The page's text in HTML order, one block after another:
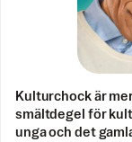
Kulturchock är
smältdegel för
unga och det